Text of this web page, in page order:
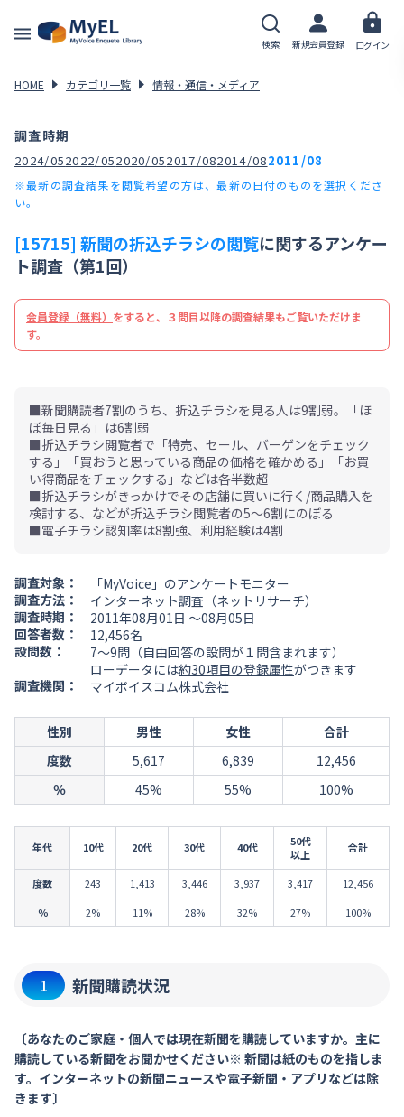
検索 新規会員登録 ログイン
HOME カテゴリ一覧 情報・通信・メディア
調査時期
2024/052022/052020/052017/082014/082011/08
※最新の調査結果を閲覧希望の方は、最新の日付のものを選択くださ
い。
[15715] 新聞の折込チラシの閲覧に関するアンケー
ト調査（第1回）
会員登録（無料） をすると、３問目以降の調査結果もご覧いただけま
す。
■新聞購読者7割のうち、折込チラシを見る人は9割弱。「ほ
ぼ毎日見る」は6割弱
■折込チラシ閲覧者で「特売、セール、バーゲンをチェック
する」「買おうと思っている商品の価格を確かめる」「お買
い得商品をチェックする」などは各半数超
■折込チラシがきっかけでその店舗に買いに行く/商品購入を
検討する、などが折込チラシ閲覧者の5～6割にのぼる
■電子チラシ認知率は8割強、利用経験は4割
調査対象：
「MyVoice」のアンケートモニター
調査方法：
インターネット調査（ネットリサーチ）
調査時期：
2011年08月01日 ～08月05日
回答者数：
12,456名
設問数：
7～9問（自由回答の設問が１問含まれます）
ローデータには約30項目の登録属性がつきます
調査機関：
マイボイスコム株式会社
性別 男性 女性
合計
度数
5,617 6,839
12,456
％
45% 55% 100%
年代 10代 20代 30代 40代
50代
以上
合計
度数 243 1,413 3,446 3,937 3,417
12,456
％
2% 11% 28% 32% 27% 100%
1 新聞購読状況
〔あなたのご家庭・個人では現在新聞を購読していますか。主に
購読している新聞をお聞かせください※ 新聞は紙のものを指しま
す。インターネットの新聞ニュースや電子新聞・アプリなどは除
きます〕